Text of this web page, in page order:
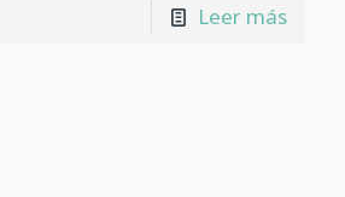
Leer más